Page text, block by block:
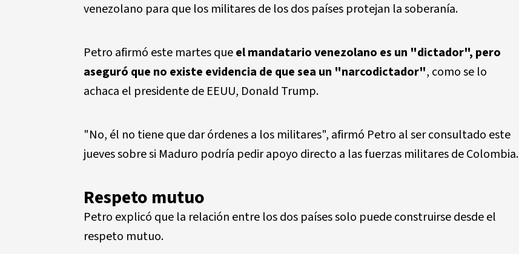
venezolano para que los militares de los dos países protejan la soberanía.
Petro afirmó este martes queel mandatario venezolano es un "dictador", pero
aseguró que no existe evidencia de que sea un "narcodictador", como se lo
achaca el presidente de EEUU, Donald Trump.
"No, él no tiene que dar órdenes a los militares", afirmó Petro al ser consultado este
jueves sobre si Maduro podría pedir apoyo directo a las fuerzas militares de Colombia.
Respeto mutuo
Petro explicó que la relación entre los dos países solo puede construirse desde el
respeto mutuo.